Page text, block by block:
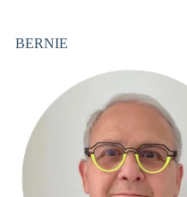
BERNIE